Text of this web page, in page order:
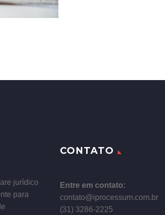
jurídico
para
CONTATO
Entre em contato:
contato@iprocessum.com.br
(31) 3286-2225